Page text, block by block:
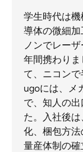
学生時代は
導体の微細
ノンでレー
年間携わり
て、ニコンで
ugoには、メ
で、知人の
た。入社後
化、梱包方
量産体制の確